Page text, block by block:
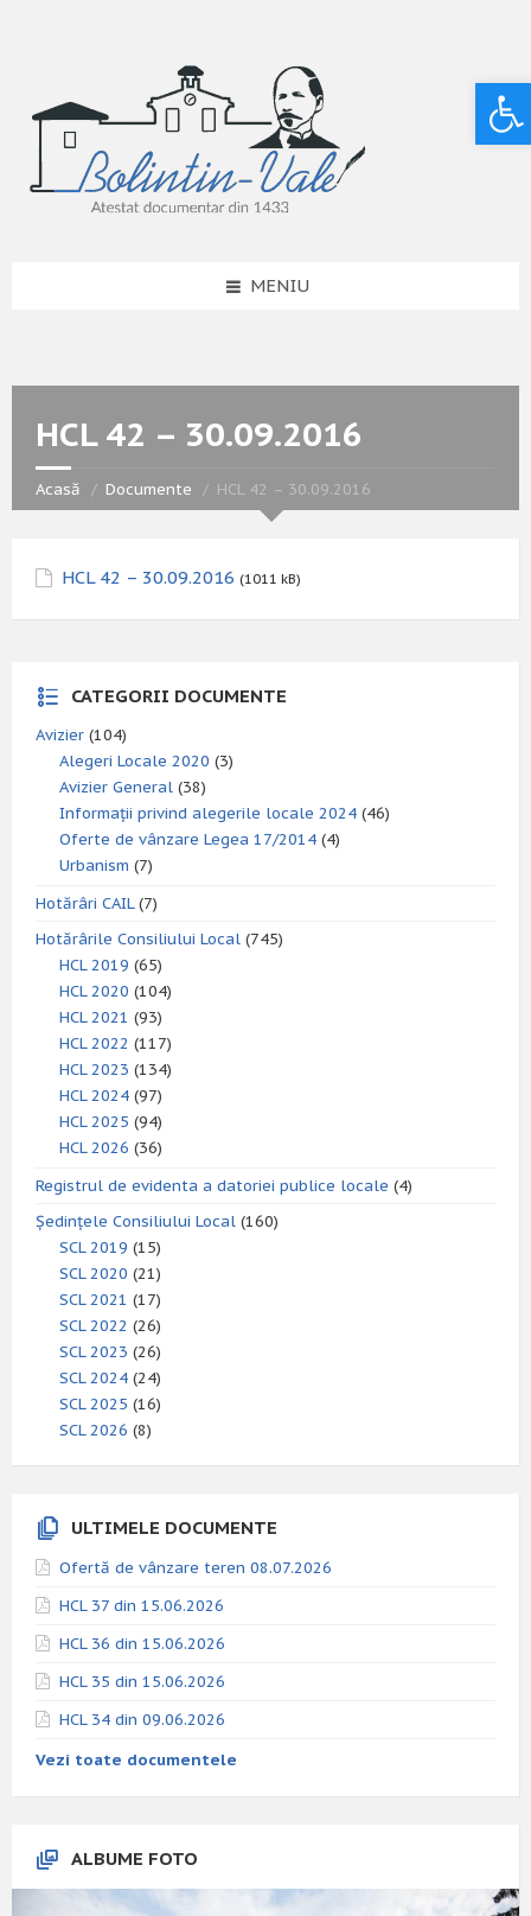
MENIU
HCL 42 – 30.09.2016
Acasă Documente HCL 42 – 30.09.2016
HCL 42 – 30.09.2016 (1011 kB)
CATEGORII DOCUMENTE
Avizier (104)
Alegeri Locale 2020 (3)
Avizier General (38)
Informații privind alegerile locale 2024 (46)
Oferte de vânzare Legea 17/2014 (4)
Urbanism (7)
Hotărâri CAIL(7)
Hotărârile Consiliului Local (745)
HCL 2019 (65)
HCL 2020 (104)
HCL 2021 (93)
HCL 2022 (117)
HCL 2023 (134)
HCL 2024 (97)
HCL 2025 (94)
HCL 2026 (36)
Registrul de evidenta a datoriei publice locale (4)
Ședințele Consiliului Local (160)
SCL 2019 (15)
SCL 2020 (21)
SCL 2021 (17)
SCL 2022 (26)
SCL 2023 (26)
SCL 2024 (24)
SCL 2025 (16)
SCL 2026 (8)
ULTIMELE DOCUMENTE
Ofertă de vânzare teren 08.07.2026
HCL 37 din 15.06.2026
HCL 36 din 15.06.2026
HCL 35 din 15.06.2026
HCL 34 din 09.06.2026
Vezi toate documentele
ALBUME FOTO
Deschide bara de unelte